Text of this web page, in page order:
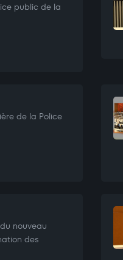
public de la
de la Police
nouveau
des